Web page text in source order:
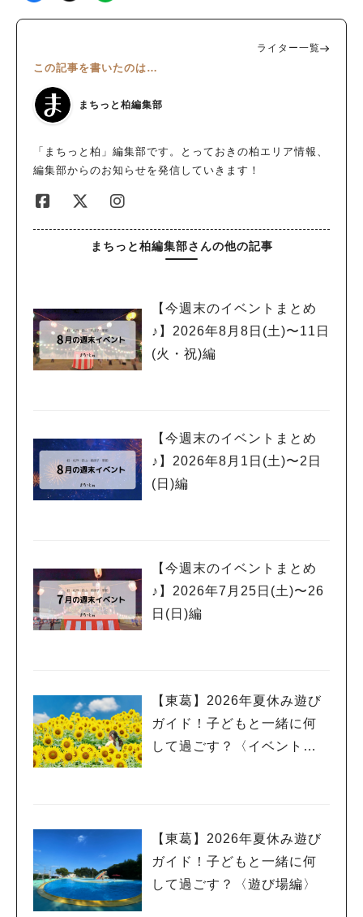
ライター一覧
この記事を書いたのは…
まちっと柏編集部
「まちっと柏」編集部です。とっておきの柏エリア情報、
編集部からのお知らせを発信していきます！
まちっと柏編集部さんの他の記事
【今週末のイベントまとめ
♪】2026年8月8日(土)〜11日
(火・祝)編
【今週末のイベントまとめ
♪】2026年8月1日(土)〜2日
(日)編
【今週末のイベントまとめ
♪】2026年7月25日(土)〜26
日(日)編
【東葛】2026年夏休み遊び
ガイド！子どもと一緒に何
して過ごす？〈イベント
【東葛】2026年夏休み遊び
ガイド！子どもと一緒に何
して過ごす？〈遊び場編〉
人気のキーワード
#ラーメン #ショッピング #カフェ #スイーツ #パン#カレー#柏駅
#イベント #公園#教えたい／教えて投稿記事
#教えたい/こんなの見つけた